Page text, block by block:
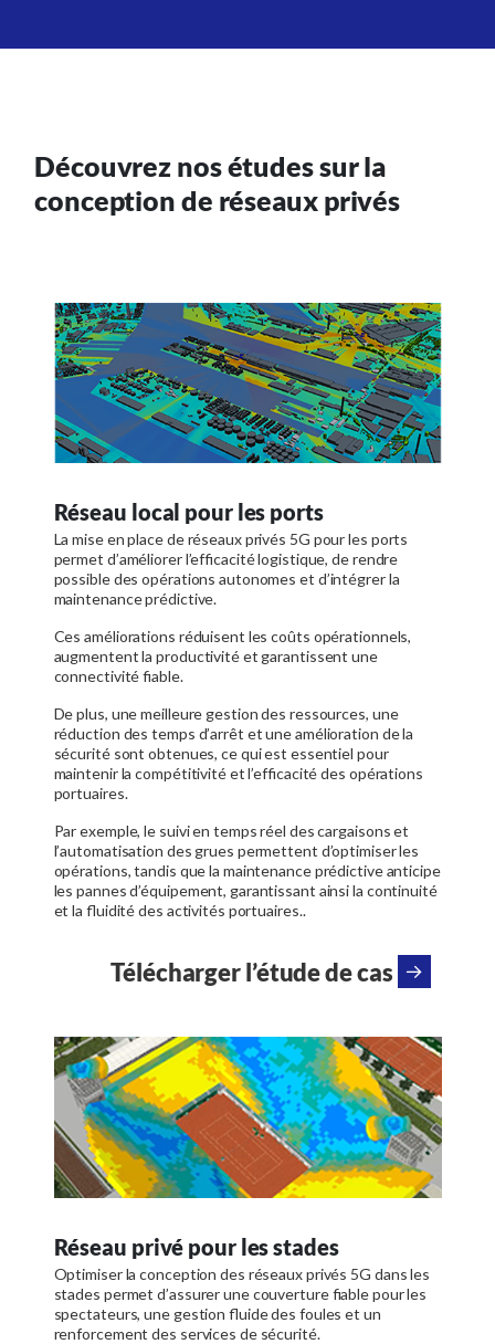
Découvrez nos études sur la
conception de réseaux privés
Réseau local pour les ports
La mise en place de réseaux privés 5G pour les ports
permet d’améliorer l’efficacité logistique, de rendre
possible des opérations autonomes et d’intégrer la
maintenance prédictive.
Ces améliorations réduisent les coûts opérationnels,
augmentent la productivité et garantissent une
connectivité fiable.
De plus, une meilleure gestion des ressources, une
réduction des temps d’arrêt et une amélioration de la
sécurité sont obtenues, ce qui est essentiel pour
maintenir la compétitivité et l’efficacité des opérations
portuaires.
Par exemple, le suivi en temps réel des cargaisons et
l’automatisation des grues permettent d’optimiser les
opérations, tandis que la maintenance prédictive anticipe
les pannes d’équipement, garantissant ainsi la continuité
et la fluidité des activités portuaires..
Télécharger l’étude de cas
Réseau privé pour les stades
Optimiser la conception des réseaux privés 5G dans les
stades permet d’assurer une couverture fiable pour les
spectateurs, une gestion fluide des foules et un
renforcement des services de sécurité.